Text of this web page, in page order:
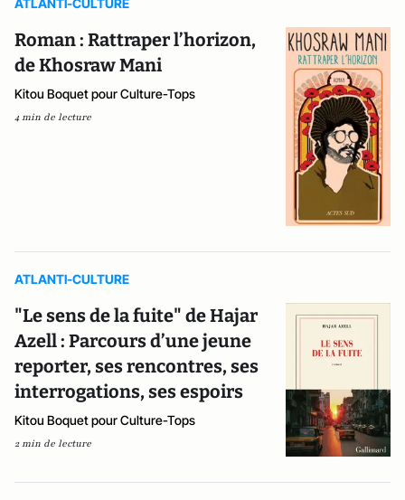
Roman : Rattraper l’horizon,
de Khosraw Mani
Kitou Boquet pour Culture-Tops
4 min de lecture
ATLANTI-CULTURE
"Le sens de la fuite" de Hajar
Azell : Parcours d’une jeune
reporter, ses rencontres, ses
interrogations, ses espoirs
Kitou Boquet pour Culture-Tops
2 min de lecture